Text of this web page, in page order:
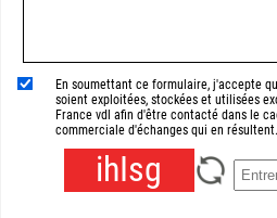
En soumettant ce formulaire, j'accepte
soient exploitées, stockées et utilisées
France vdl afin d'être contacté dans le
commerciale d'échanges qui en résultent.
ihIsg